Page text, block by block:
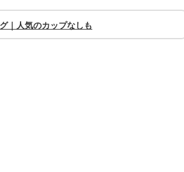
｜人気のカップなしも